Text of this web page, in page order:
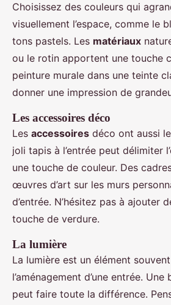
Choisissez des couleurs qui
visuellement l’espace, comme le
tons pastels. Les matériaux
ou le rotin apportent une touche
peinture murale dans une teinte
donner une impression de
Les accessoires déco
Les accessoires déco ont aussi
joli tapis à l’entrée peut délimiter
une touche de couleur. Des
œuvres d’art sur les murs
d’entrée. N’hésitez pas à ajouter
touche de verdure.
La lumière
La lumière est un élément
l’aménagement d’une entrée.
peut faire toute la différence.